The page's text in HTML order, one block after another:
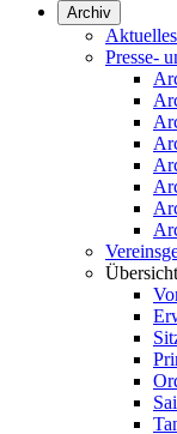
Archiv
Presse-